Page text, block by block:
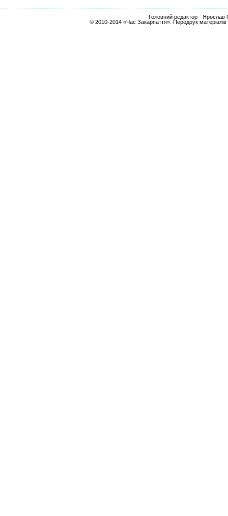
Головний редактор - Ярослав
© 2010-2014 «Час Закарпаття». Передрук